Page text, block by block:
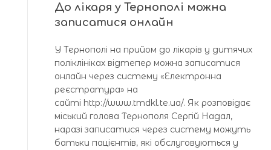
До лікаря у Тернополі можна
записатися онлайн
У Тернополі на прийом до лікарів у дитячих
поліклініках відтепер можна записатися
онлайн через систему «Електронна
реєстратура» на
сайті http://www.tmdkl.te.ua/. Як розповідає
міський голова Тернополя Сергій Надал,
наразі записатися через систему можуть
батьки пацієнтів, які обслуговуються у